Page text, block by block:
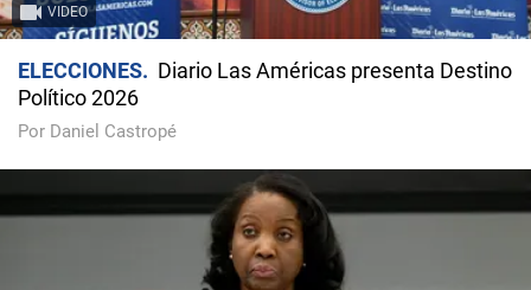
VIDEO
ELECCIONES
Diario Las Américas presenta Destino
Político 2026
Por Daniel Castropé